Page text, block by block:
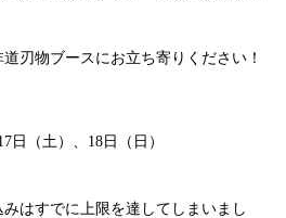
刃物ブースにお立ち寄りください！
日（土）、18日（日）
みはすでに上限を達してしまいまし